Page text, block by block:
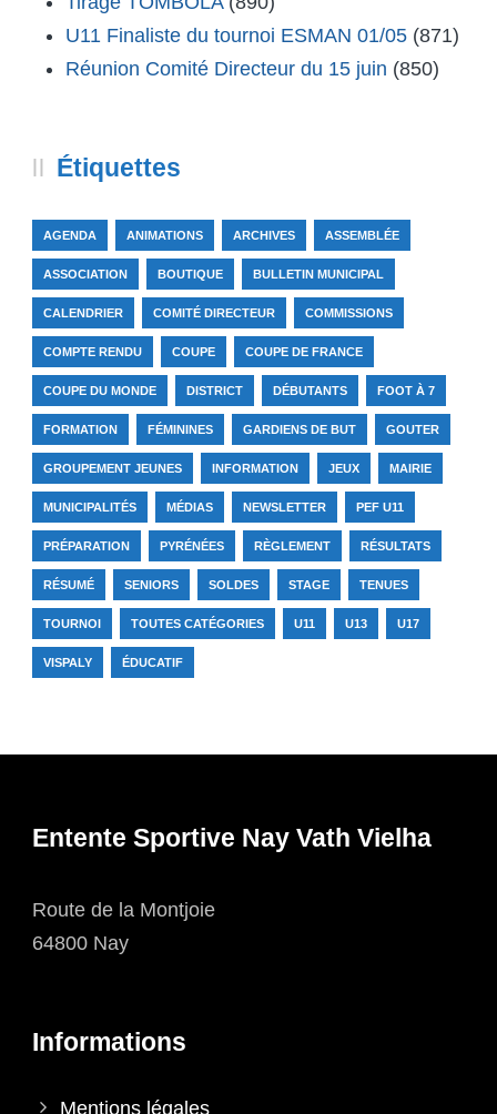
U11 Finaliste du tournoi ESMAN 01/05 (871)
Réunion Comité Directeur du 15 juin (850)
Étiquettes
AGENDA ANIMATIONS ARCHIVES ASSEMBLÉE
ASSOCIATION BOUTIQUE BULLETIN MUNICIPAL
CALENDRIER COMITÉ DIRECTEUR COMMISSIONS
COMPTE RENDU COUPE COUPE DE FRANCE
COUPE DU MONDE DISTRICT DÉBUTANTS FOOT À 7
FORMATION FÉMININES GARDIENS DE BUT GOUTER
GROUPEMENT JEUNES INFORMATION JEUX MAIRIE
MUNICIPALITÉS MÉDIAS NEWSLETTER PEF U11
PRÉPARATION PYRÉNÉES RÈGLEMENT RÉSULTATS
RÉSUMÉ SENIORS SOLDES STAGE TENUES
TOURNOI TOUTES CATÉGORIES U11 U13 U17
VISPALY ÉDUCATIF
Entente Sportive Nay Vath Vielha
Route de la Montjoie
64800 Nay
Informations
Mentions légales